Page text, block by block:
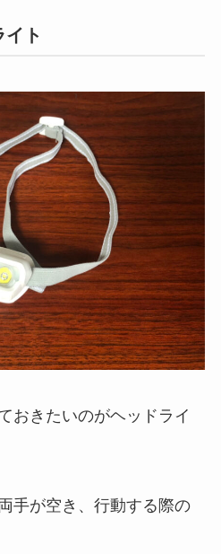
ト
おきたいのがヘッドライ
手が空き、行動する際の